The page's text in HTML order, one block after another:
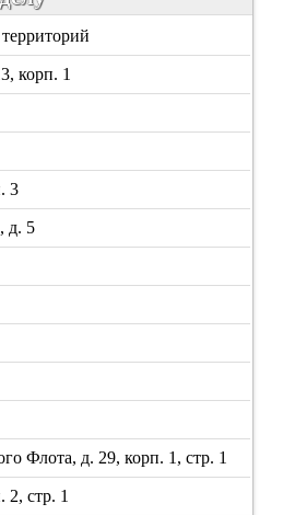
корп. 1
3
д. 5
Флота, д. 29, корп. 1, стр. 1
2, стр. 1